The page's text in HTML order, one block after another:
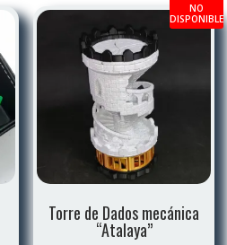
NO
DISPONIBLE
Torre de Dados mecánica
“Atalaya”